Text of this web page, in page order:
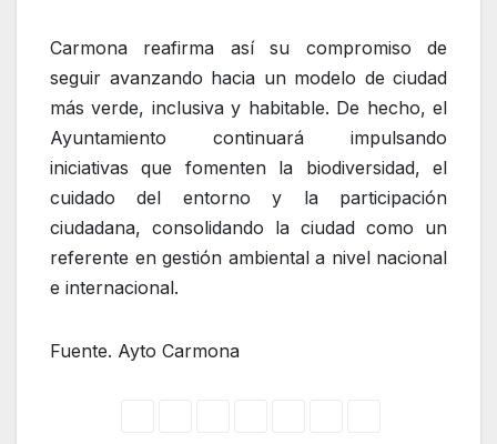
Carmona reafirma así su compromiso de
seguir avanzando hacia un modelo de ciudad
más verde, inclusiva y habitable. De hecho, el
Ayuntamiento continuará impulsando
iniciativas que fomenten la biodiversidad, el
cuidado del entorno y la participación
ciudadana, consolidando la ciudad como un
referente en gestión ambiental a nivel nacional
e internacional.
Fuente. Ayto Carmona